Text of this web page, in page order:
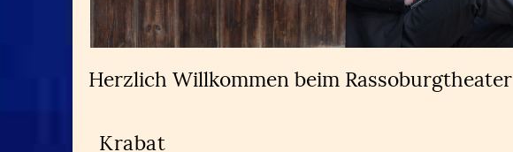
Herzlich Willkommen beim Rassoburgtheater
Krabat